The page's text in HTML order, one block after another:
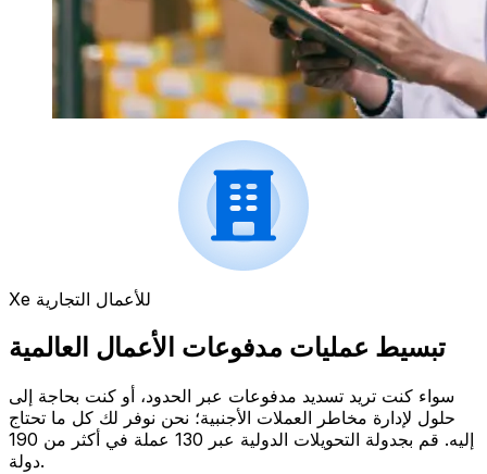
Xe للأعمال التجارية
تبسيط عمليات مدفوعات الأعمال العالمية
سواء كنت تريد تسديد مدفوعات عبر الحدود، أو كنت بحاجة إلى
حلول لإدارة مخاطر العملات الأجنبية؛ نحن نوفر لك كل ما تحتاج
إليه. قم بجدولة التحويلات الدولية عبر 130 عملة في أكثر من 190
دولة.